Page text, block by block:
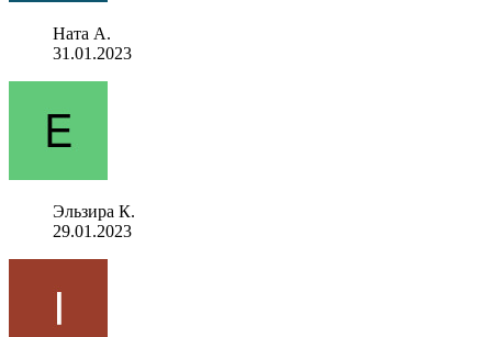
Ната А.
31.01.2023
Эльзира К.
29.01.2023